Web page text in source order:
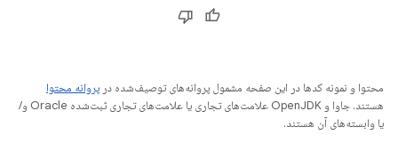
محتوا و نمونه کدها در این صفحه مشمول پروانه‌های توصیف‌شده در پروانه محتوا
هستند. جاوا و OpenJDK علامت‌های تجاری یا علامت‌های تجاری ثبت‌شده Oracle و/
یا وابسته‌های آن هستند.